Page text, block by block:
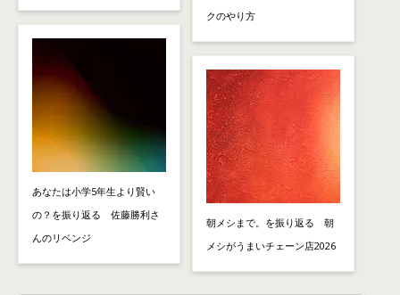
あなたは小学5年生より賢い
の？を振り返る 佐藤勝利さ
んのリベンジ
クのやり方
朝メシまで。を振り返る 朝
メシがうまいチェーン店2026